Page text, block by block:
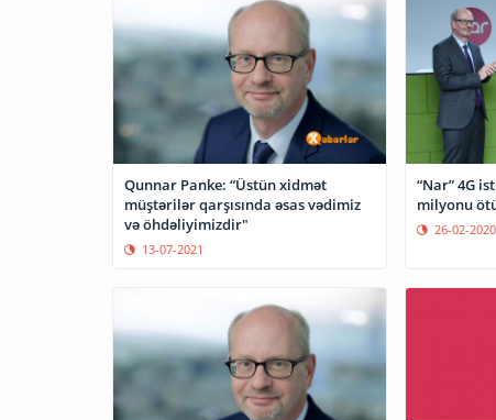
Qunnar Panke: “Üstün xidmət
müştərilər qarşısında əsas vədimiz
və öhdəliyimizdir"
13-07-2021
“Nar” 4G
milyonu
26-02-2020